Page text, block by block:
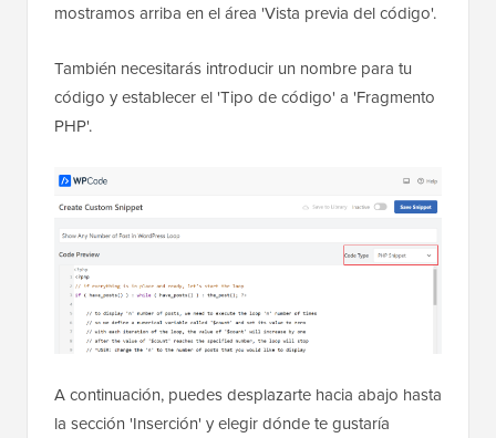
mostramos arriba en el área 'Vista previa del código'.
También necesitarás introducir un nombre para tu
código y establecer el 'Tipo de código' a 'Fragmento
PHP'.
A continuación, puedes desplazarte hacia abajo hasta
la sección 'Inserción' y elegir dónde te gustaría